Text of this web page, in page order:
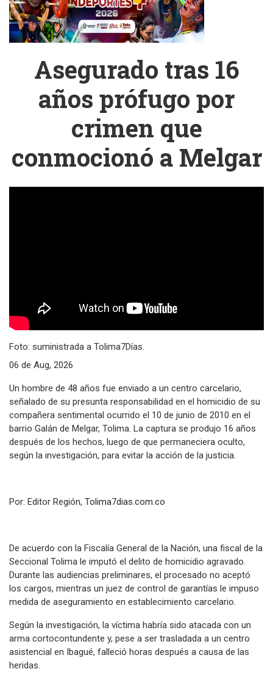
Asegurado tras 16
años prófugo por
crimen que
conmocionó a Melgar
Foto: suministrada a Tolima7Días.
06 de Aug, 2026
Un hombre de 48 años fue enviado a un centro carcelario,
señalado de su presunta responsabilidad en el homicidio de su
compañera sentimental ocurrido el 10 de junio de 2010 en el
barrio Galán de Melgar, Tolima. La captura se produjo 16 años
después de los hechos, luego de que permaneciera oculto,
según la investigación, para evitar la acción de la justicia.
Por: Editor Región, Tolima7dias.com.co
De acuerdo con la Fiscalía General de la Nación, una fiscal de la
Seccional Tolima le imputó el delito de homicidio agravado.
Durante las audiencias preliminares, el procesado no aceptó
los cargos, mientras un juez de control de garantías le impuso
medida de aseguramiento en establecimiento carcelario.
Según la investigación, la víctima habría sido atacada con un
arma cortocontundente y, pese a ser trasladada a un centro
asistencial en Ibagué, falleció horas después a causa de las
heridas.